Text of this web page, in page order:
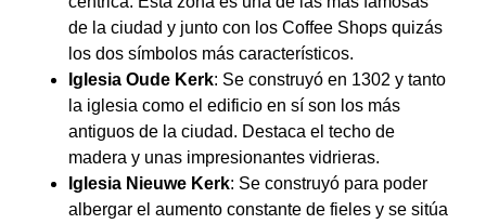
de la ciudad y junto con los Coffee Shops quizás
los dos símbolos más característicos.
Iglesia Oude Kerk: Se construyó en 1302 y tanto
la iglesia como el edificio en sí son los más
antiguos de la ciudad. Destaca el techo de
madera y unas impresionantes vidrieras.
Iglesia Nieuwe Kerk: Se construyó para poder
albergar el aumento constante de fieles y se sitúa